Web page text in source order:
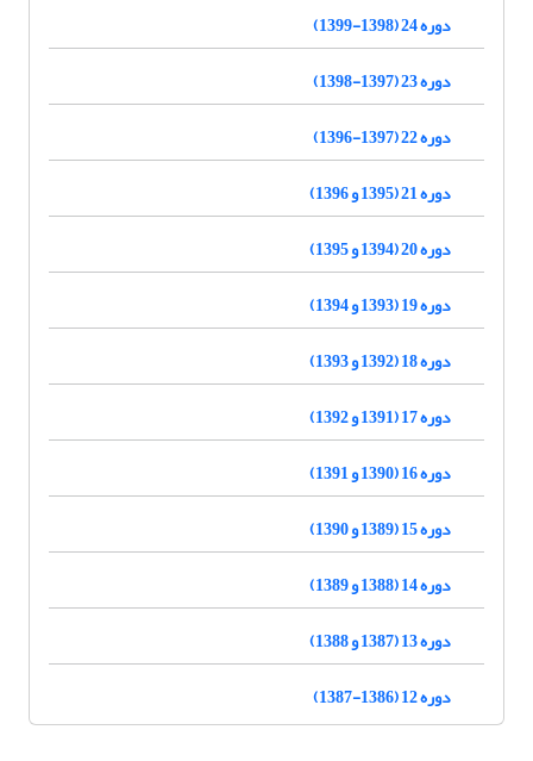
دوره 24 (1398-1399)
دوره 23 (1397-1398)
دوره 22 (1397-1396)
دوره 21 (1395 و 1396)
دوره 20 (1394 و 1395)
دوره 19 (1393 و 1394)
دوره 18 (1392 و 1393)
دوره 17 (1391 و 1392)
دوره 16 (1390 و 1391)
دوره 15 (1389 و 1390)
دوره 14 (1388 و 1389)
دوره 13 (1387 و 1388)
دوره 12 (1386-1387)